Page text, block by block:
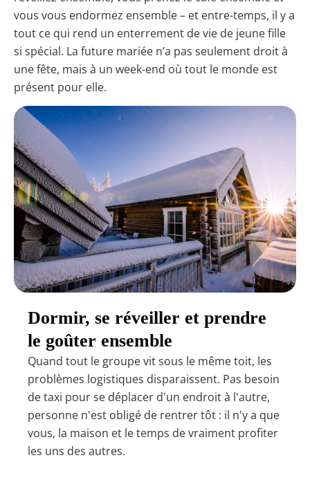
vous vous endormez ensemble – et entre-temps, il y a
tout ce qui rend un enterrement de vie de jeune fille
si spécial. La future mariée n’a pas seulement droit à
une fête, mais à un week-end où tout le monde est
présent pour elle.
Dormir, se réveiller et prendre
le goûter ensemble
Quand tout le groupe vit sous le même toit, les
problèmes logistiques disparaissent. Pas besoin
de taxi pour se déplacer d'un endroit à l'autre,
personne n'est obligé de rentrer tôt : il n'y a que
vous, la maison et le temps de vraiment profiter
les uns des autres.